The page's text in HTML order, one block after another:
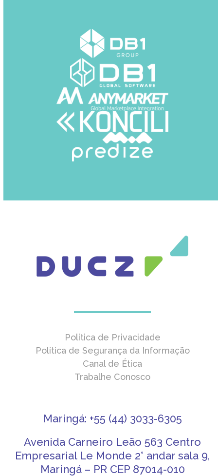
Política de Privacidade
Política de Segurança da Informação
Canal de Ética
Trabalhe Conosco
Maringá: +55 (44) 3033-6305
Avenida Carneiro Leão 563 Centro
Empresarial Le Monde 2° andar sala 9,
Maringá – PR CEP 87014-010